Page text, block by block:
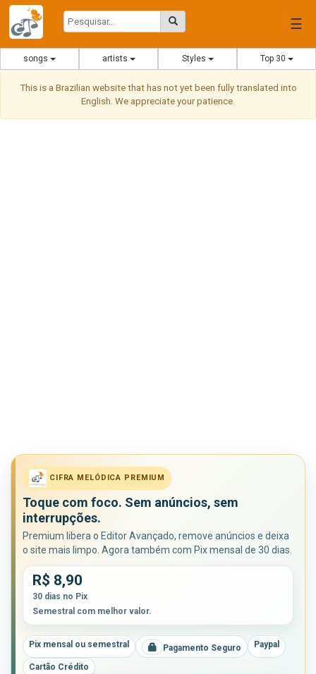
☰
songs artists Styles Top 30
This is a Brazilian website that has not yet been fully translated into
English. We appreciate your patience.
CIFRA MELÓDICA PREMIUM
Toque com foco. Sem anúncios, sem
interrupções.
Premium libera o Editor Avançado, remove anúncios e deixa
o site mais limpo. Agora também com Pix mensal de 30 dias.
R$ 8,90
30 dias no Pix
Semestral com melhor valor.
Pix mensal ou semestral Pagamento Seguro Paypal
Cartão Crédito